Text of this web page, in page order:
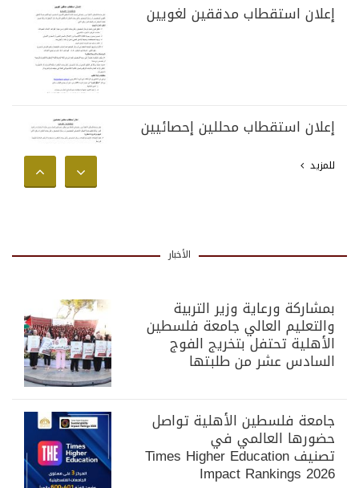
إعلان استقطاب مدققين لغويين
إعلان استقطاب محللين إحصائيين
للمزيد
الأخبار
بمشاركة ورعاية وزير التربية
والتعليم العالي جامعة فلسطين
الأهلية تحتفل بتخريج الفوج
السادس عشر من طلبتها
جامعة فلسطين الأهلية تواصل
حضورها العالمي في
تصنيف Times Higher Education
Impact Rankings 2026